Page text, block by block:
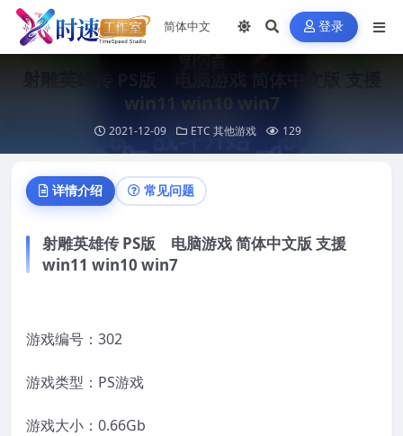
登录
射雕英雄传 PS版 电脑游戏 简体中文版 支援
win11 win10 win7
2021-12-09 ETC 其他游戏 129
详情介绍 常见问题
射雕英雄传 PS版 电脑游戏 简体中文版 支援
win11 win10 win7
游戏编号：302
游戏类型：PS游戏
游戏大小：0.66Gb